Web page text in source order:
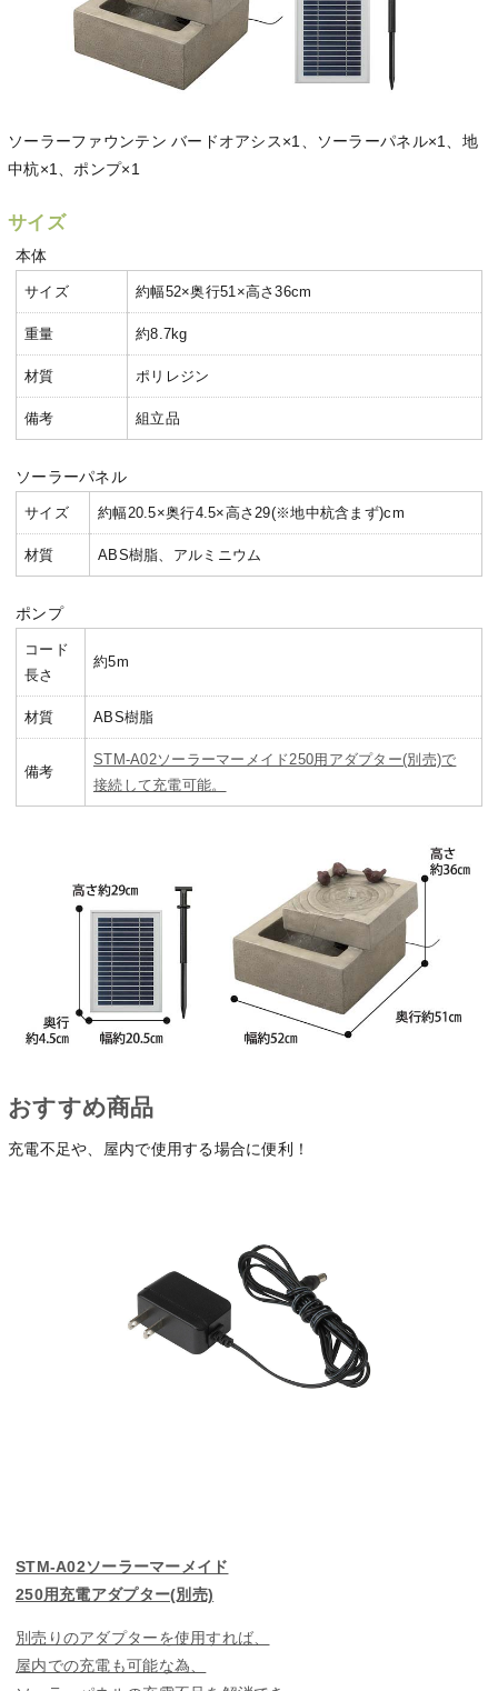
ソーラーファウンテン バードオアシス×1、ソーラーパネル×1、地
中杭×1、ポンプ×1
サイズ
本体
サイズ 約幅52×奥行51×高さ36cm
重量 約8.7kg
材質 ポリレジン
備考 組立品
ソーラーパネル
サイズ 約幅20.5×奥行4.5×高さ29(※地中杭含まず)cm
材質 ABS樹脂、アルミニウム
ポンプ
コード
長さ
約5m
材質 ABS樹脂
備考
STM-A02ソーラーマーメイド250用アダプター(別売)で
接続して充電可能。
おすすめ商品
充電不足や、屋内で使用する場合に便利！
STM-A02ソーラーマーメイド
250用充電アダプター(別売)
別売りのアダプターを使用すれば、
屋内での充電も可能な為、